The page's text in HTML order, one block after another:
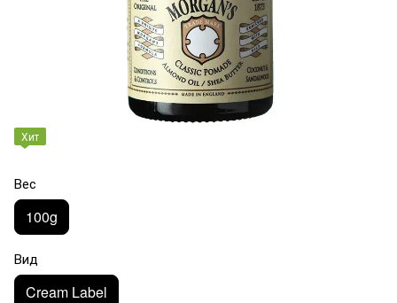
Хит
Вес
100g
Вид
Cream Label